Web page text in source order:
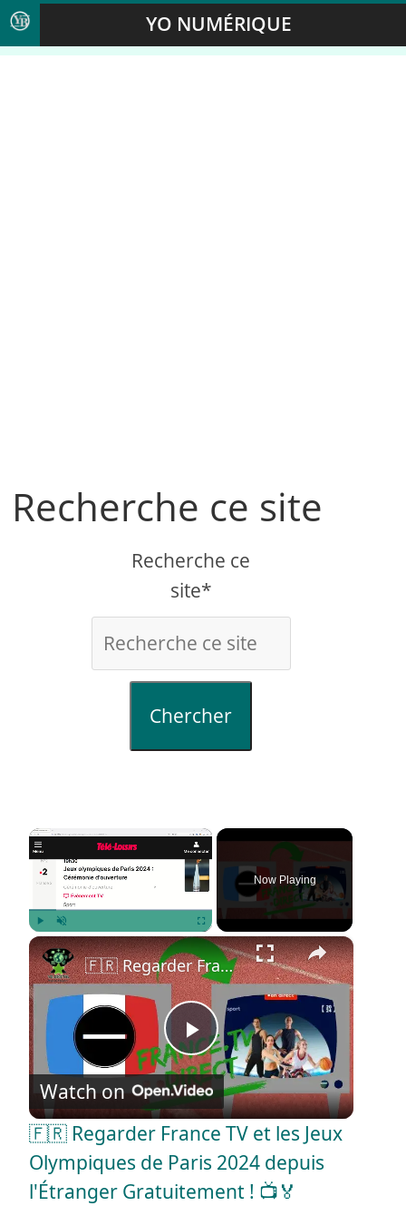
YO NUMÉRIQUE
Recherche ce site
Recherche ce
site*
Chercher
×
Play Unmute Fullscreen
Now Playing
×
P
l
a
🇫🇷 Regarder France TV et les Jeux Olympiques de Paris 2024 depuis l'Étranger Gratuitement ! 📺🏅
Watch on
🇫🇷 Regarder France TV et les Jeux
Olympiques de Paris 2024 depuis
l'Étranger Gratuitement ! 📺🏅